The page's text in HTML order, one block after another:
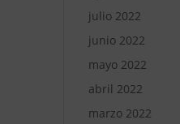
julio 2022
junio 2022
mayo 2022
abril 2022
marzo 2022